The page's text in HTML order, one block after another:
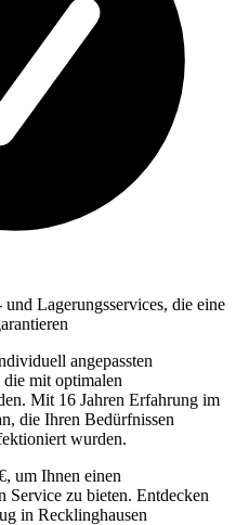
Lagerungsservices, die eine
angepassten
mit optimalen
Mit 16 Jahren Erfahrung im
die Ihren Bedürfnissen
wurden.
um Ihnen einen
Service zu bieten. Entdecken
in Recklinghausen